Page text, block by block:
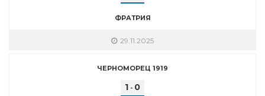
ФРАТРИЯ
29.11.2025
ЧЕРНОМОРЕЦ 1919
1 - 0